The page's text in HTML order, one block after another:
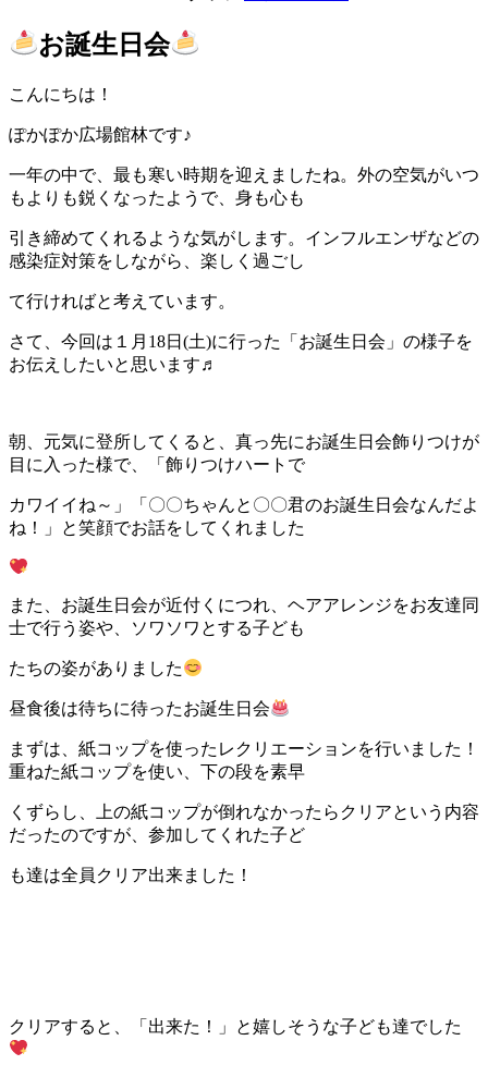
お誕生日会
こんにちは！
ぽかぽか広場館林です♪
一年の中で、最も寒い時期を迎えましたね。外の空気がいつ
もよりも鋭くなったようで、身も心も
引き締めてくれるような気がします。インフルエンザなどの
感染症対策をしながら、楽しく過ごし
て行ければと考えています。
さて、今回は１月18日(土)に行った「お誕生日会」の様子を
お伝えしたいと思います♬
朝、元気に登所してくると、真っ先にお誕生日会飾りつけが
目に入った様で、「飾りつけハートで
カワイイね～」「〇〇ちゃんと〇〇君のお誕生日会なんだよ
ね！」と笑顔でお話をしてくれました
また、お誕生日会が近付くにつれ、ヘアアレンジをお友達同
士で行う姿や、ソワソワとする子ども
たちの姿がありました
昼食後は待ちに待ったお誕生日会
まずは、紙コップを使ったレクリエーションを行いました！
重ねた紙コップを使い、下の段を素早
くずらし、上の紙コップが倒れなかったらクリアという内容
だったのですが、参加してくれた子ど
も達は全員クリア出来ました！
クリアすると、「出来た！」と嬉しそうな子ども達でした